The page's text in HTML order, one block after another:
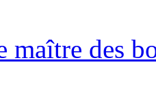
maître des